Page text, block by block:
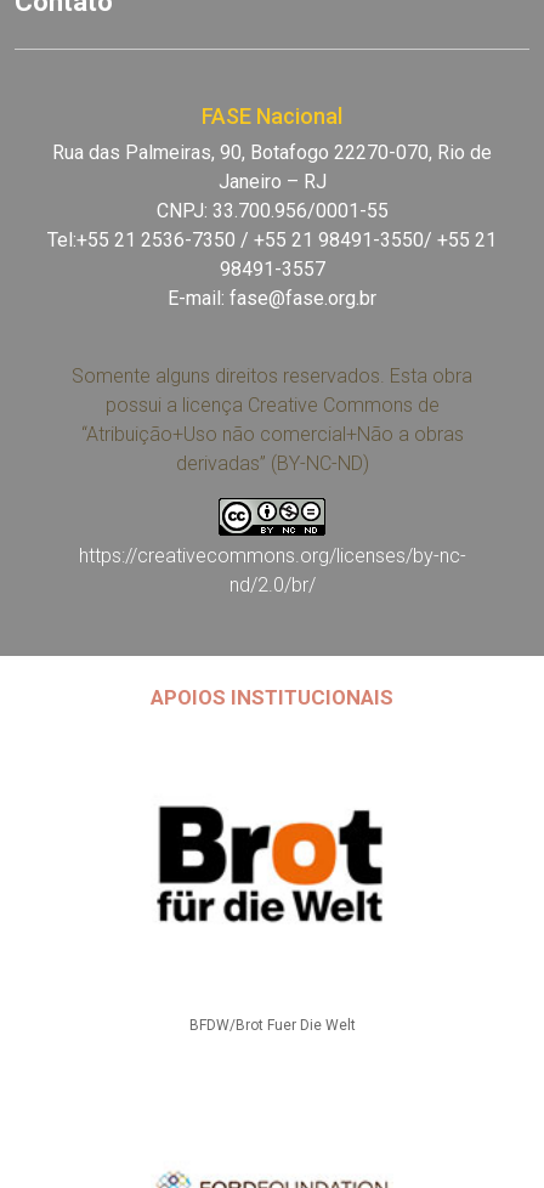
FASE Nacional
Rua das Palmeiras, 90, Botafogo 22270-070, Rio de
Janeiro – RJ
CNPJ: 33.700.956/0001-55
Tel:+55 21 2536-7350 / +55 21 98491-3550/ +55 21
98491-3557
E-mail: fase@fase.org.br
Somente alguns direitos reservados. Esta obra
possui a licença Creative Commons de
“Atribuição+Uso não comercial+Não a obras
derivadas” (BY-NC-ND)
https://creativecommons.org/licenses/by-nc-
nd/2.0/br/
APOIOS INSTITUCIONAIS
BFDW/Brot Fuer Die Welt